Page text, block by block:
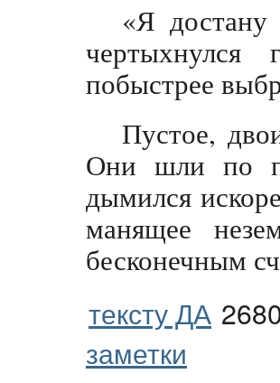
«Я достану
чертыхнулся
побыстрее
Пустое,
Они шли по
дымился
манящее
бесконечным
тексту ДА
заметки